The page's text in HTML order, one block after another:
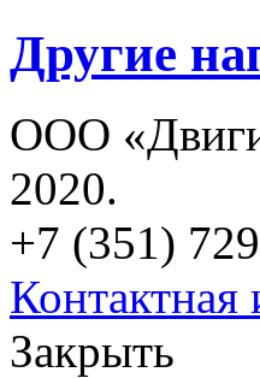
Другие
ООО
2020.
+7 (351)
Закрыть